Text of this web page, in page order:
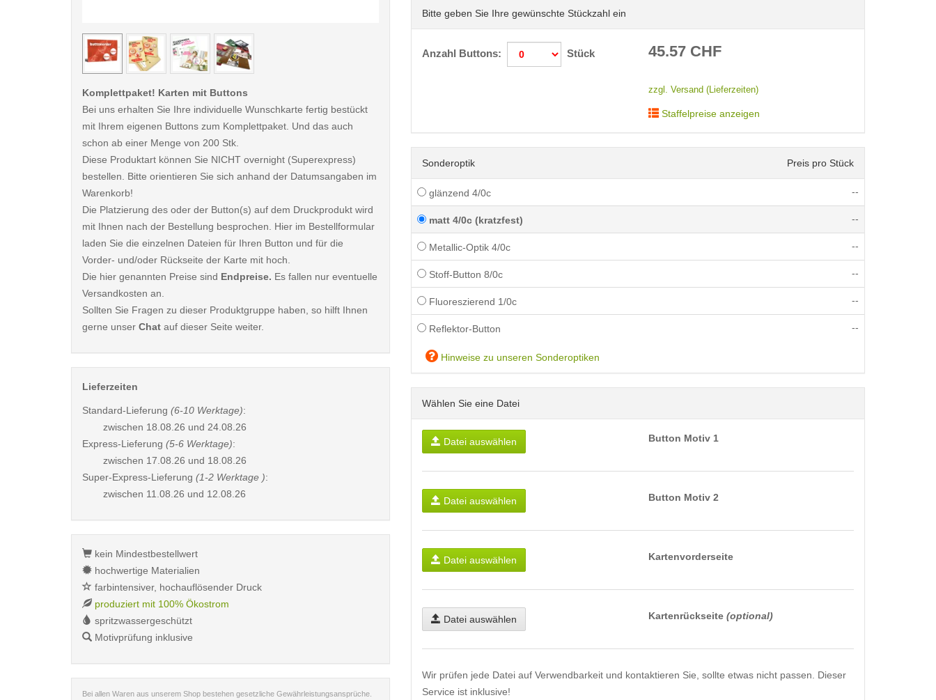
Bitte geben Sie Ihre gewünschte Stückzahl ein
Anzahl Buttons: Stück 45.57CHF
zzgl. Versand (Lieferzeiten)
Staffelpreise anzeigen
Sonderoptik Preis pro Stück
glänzend 4/0c --
matt 4/0c (kratzfest) --
Metallic-Optik 4/0c --
Stoff-Button 8/0c --
Fluoreszierend 1/0c --
Reflektor-Button --
Hinweise zu unseren Sonderoptiken
Wählen Sie eine Datei
Datei auswählen Button Motiv 1
Datei auswählen Button Motiv 2
Datei auswählen Kartenvorderseite
Datei auswählen Kartenrückseite (optional)
Wir prüfen jede Datei auf Verwendbarkeit und kontaktieren Sie, sollte etwas nicht passen. Dieser
Service ist inklusive!
< /picture> < /picture> < /picture>
Komplettpaket! Karten mit Buttons
Bei uns erhalten Sie Ihre individuelle Wunschkarte fertig bestückt
mit Ihrem eigenen Buttons zum Komplettpaket. Und das auch
schon ab einer Menge von 200 Stk.
Diese Produktart können Sie NICHT overnight (Superexpress)
bestellen. Bitte orientieren Sie sich anhand der Datumsangaben im
Warenkorb!
Die Platzierung des oder der Button(s) auf dem Druckprodukt wird
mit Ihnen nach der Bestellung besprochen. Hier im Bestellformular
laden Sie die einzelnen Dateien für Ihren Button und für die
Vorder- und/oder Rückseite der Karte mit hoch.
Die hier genannten Preise sind Endpreise. Es fallen nur eventuelle
Versandkosten an.
Sollten Sie Fragen zu dieser Produktgruppe haben, so hilft Ihnen
gerne unser Chat auf dieser Seite weiter.
Lieferzeiten
Standard-Lieferung (6-10 Werktage):
zwischen 18.08.26 und 24.08.26
Express-Lieferung (5-6 Werktage):
zwischen 17.08.26 und 18.08.26
Super-Express-Lieferung (1-2 Werktage ):
zwischen 11.08.26 und 12.08.26
kein Mindestbestellwert
hochwertige Materialien
farbintensiver, hochauflösender Druck
produziert mit 100% Ökostrom
spritzwassergeschützt
Motivprüfung inklusive
Bei allen Waren aus unserem Shop bestehen gesetzliche Gewährleistungsansprüche.